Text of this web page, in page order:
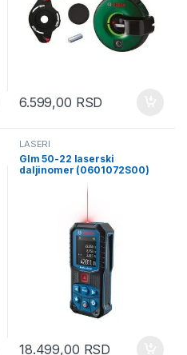
6.599,00 RSD
LASERI
Glm 50-22 laserski
daljinomer (0601072S00)
18.499,00 RSD